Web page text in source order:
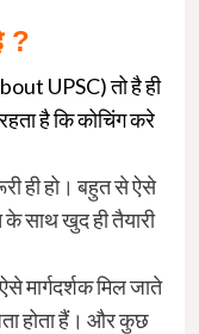
?
UPSC) तो है ही
है कि कोचिंग करे
ही हो। बहुत से ऐसे
साथ खुद ही तैयारी
मार्गदर्शक मिल जाते
होता हैं। और कुछ